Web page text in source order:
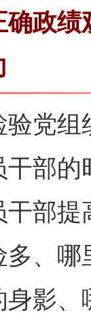
绩
组
部
部
多、
身影